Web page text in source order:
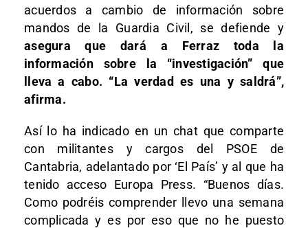
acuerdos a cambio de información sobre
mandos de la Guardia Civil, se defiende y
asegura que dará a Ferraz toda la
información sobre la “investigación” que
lleva a cabo. “La verdad es una y saldrá”,
afirma.
Así lo ha indicado en un chat que comparte
con militantes y cargos del PSOE de
Cantabria, adelantado por ‘El País’ y al que ha
tenido acceso Europa Press. “Buenos días.
Como podréis comprender llevo una semana
complicada y es por eso que no he puesto